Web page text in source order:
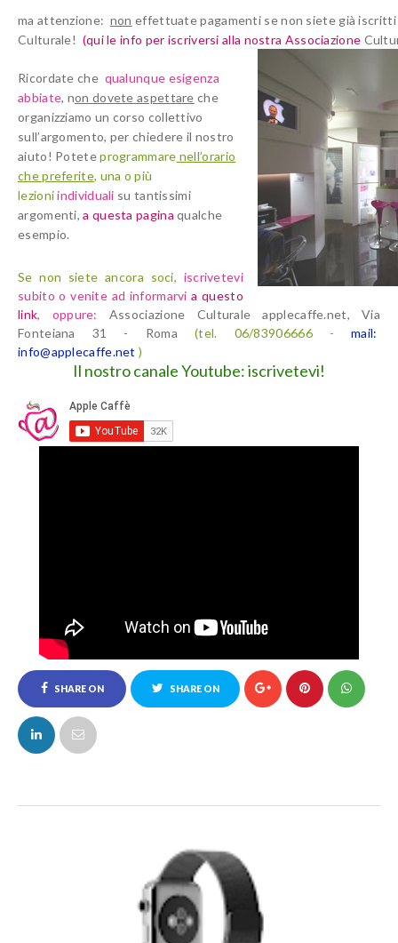
ma attenzione: non effettuate pagamenti se non siete già iscritti
Culturale! (qui le info per iscriversi alla nostra Associazione
Ricordate che qualunque esigenza
abbiate, non dovete aspettare che
organizziamo un corso collettivo
sull’argomento, per chiedere il nostro
aiuto! Poteteprogrammare nell’orario
che preferite, una opiù
lezioniindividuali su tantissimi
argomenti,a questa pagina qualche
esempio.
Se non siete ancora soci, iscrivetevi
subito o venite ad informarvia questo
link, oppure: Associazione Culturale applecaffe.net, Via
Fonteiana 31 - Roma
(tel. 06/83906666 -mail:
info@applecaffe.net )
Il nostro canale Youtube: iscrivetevi!
SHARE ON
FACEBOOK
SHARE ON